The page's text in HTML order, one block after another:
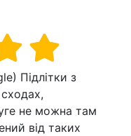
Підлітки з
не можна там
від таких